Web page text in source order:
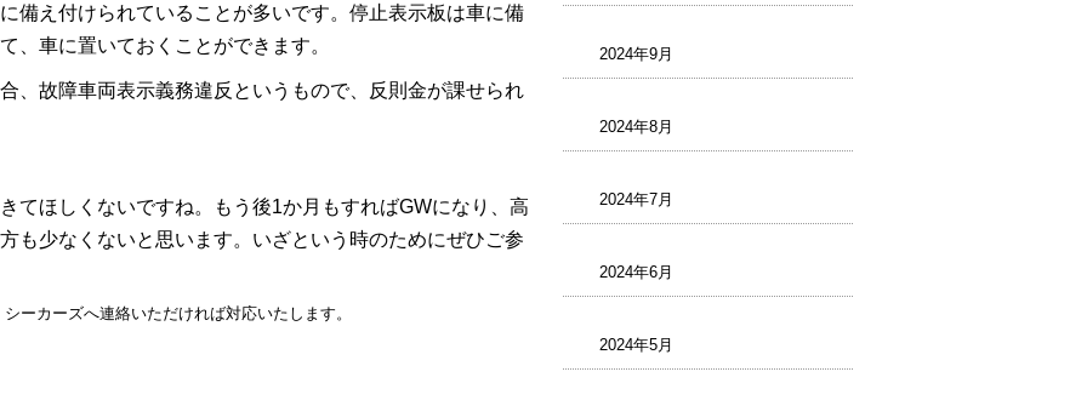
備え付けられていることが多いです。停止表示板は車に備
、車に置いておくことができます。
、故障車両表示義務違反というもので、反則金が課せられ
てほしくないですね。もう後1か月もすればGWになり、高
も少なくないと思います。いざという時のためにぜひご参
ーカーズへ連絡いただければ対応いたします。
2024年9月
2024年8月
2024年7月
2024年6月
2024年5月